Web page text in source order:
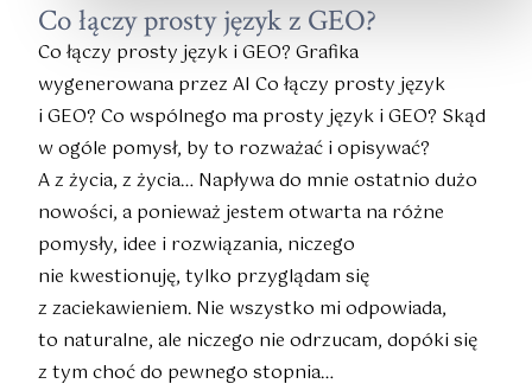
Co łączy prosty język z GEO?
Co łączy prosty język i GEO? Grafika
wygenerowana przez AI Co łączy prosty język
i GEO? Co wspólnego ma prosty język i GEO? Skąd
w ogóle pomysł, by to rozważać i opisywać?
A z życia, z życia… Napływa do mnie ostatnio dużo
nowości, a ponieważ jestem otwarta na różne
pomysły, idee i rozwiązania, niczego
nie kwestionuję, tylko przyglądam się
z zaciekawieniem. Nie wszystko mi odpowiada,
to naturalne, ale niczego nie odrzucam, dopóki się
z tym choć do pewnego stopnia…